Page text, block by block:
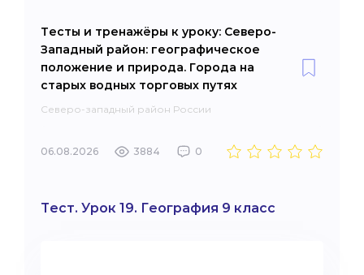
Тесты и тренажёры к уроку: Северо-
Западный район: географическое
положение и природа. Города на
старых водных торговых путях
Северо-западный район России
06.08.2026 3884 0
Тест. Урок 19. География 9 класс